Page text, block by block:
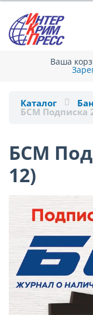
Ваша
Каталог
БСМ Подписка
БСМ
12)